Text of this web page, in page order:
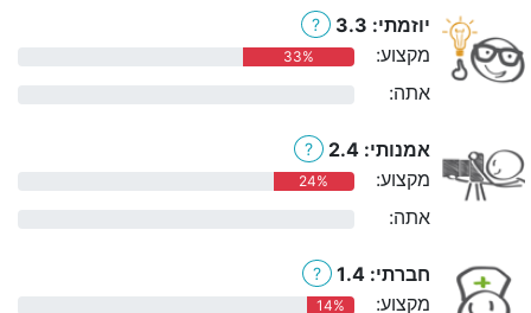
יוזמתי: 3.3 ?
מקצוע: 33%
אתה:
אמנותי: 2.4 ?
מקצוע: 24%
אתה:
חברתי: 1.4 ?
מקצוע: 14%